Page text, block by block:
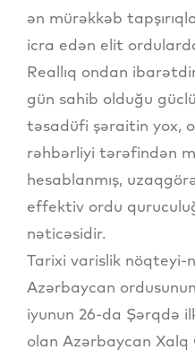
ən mürəkkəb
icra edən elit
Reallıq ondan
gün sahib olduğu
təsadüfi şəraitin yox,
rəhbərliyi tərəfindən
hesablanmış,
effektiv ordu
nəticəsidir.
Tarixi varislik nöqteyi-
Azərbaycan
iyunun 26-da Şərqdə
olan Azərbaycan